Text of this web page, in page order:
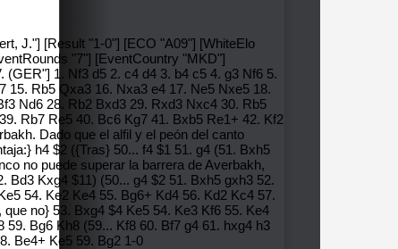
J."] [Result "1-0"] [ECO "A09"] [WhiteElo
"7"] [EventCountry "MKD"]
1. Nf3 d5 2. c4 d4 3. b4 c5 4. g3 Nf6 5.
15. Rb5 Qxa3 16. Nxa3 e4 17. Ne5 Nxe5 18.
Nd6 28. Rb2 Bxd3 29. Rxd3 Nxc4 30. Rb5
Rb7 Re5 40. Bc6 Kg7 41. Bxb5 Re1+ 42. Kf2
Dado que el alfil y el peón del canto
h4 $2 ({Tras} 50... f4 $1 51. g4 (51. Bxh5
no puede superar la barrera de Averbakh,
Bd3 Kxg4 $11) (50... g4 $2 51. Bxh5 gxh3 52.
54. Ke2 Ke4 55. Bg6+ Kd4 56. Kd2 Kc4 57.
no} 53. Bxg4 $4 Ke5 54. Ke3 Kf6 55. Ke4
Bg6 Kh8 (59... Kf8 60. Bf7 g4 61. hxg4 h3
Be4+ Ke5 59. Bg2 1-0